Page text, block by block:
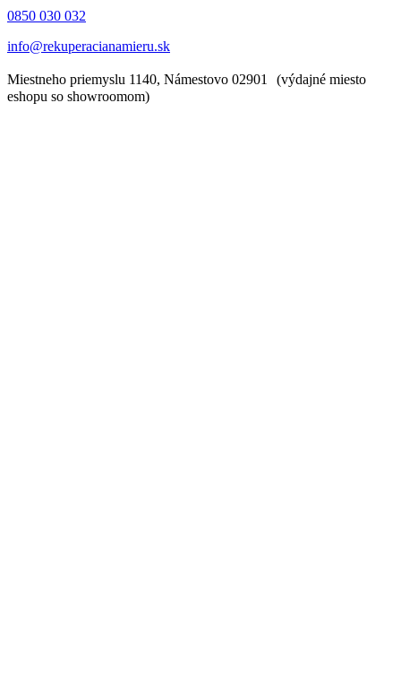
0850 030 032
info@rekuperacianamieru.sk
Miestneho priemyslu 1140, Námestovo 02901 (výdajné miesto
eshopu so showroomom)